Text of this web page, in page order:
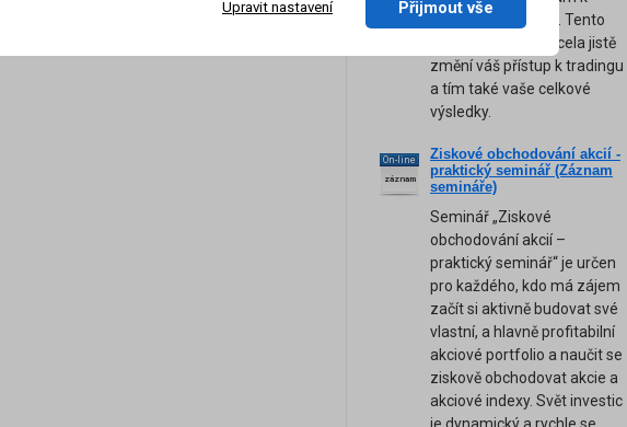
úspěchu pomohou. Tento
unikátní seminář zcela jistě
změní váš přístup k tradingu
a tím také vaše celkové
výsledky.
On-line
záznam
Ziskové obchodování akcií -
praktický seminář (Záznam
semináře)
Seminář „Ziskové
obchodování akcií –
praktický seminář“ je určen
pro každého, kdo má zájem
začít si aktivně budovat své
vlastní, a hlavně profitabilní
akciové portfolio a naučit se
ziskově obchodovat akcie a
akciové indexy. Svět investic
Upravit nastavení Přijmout vše